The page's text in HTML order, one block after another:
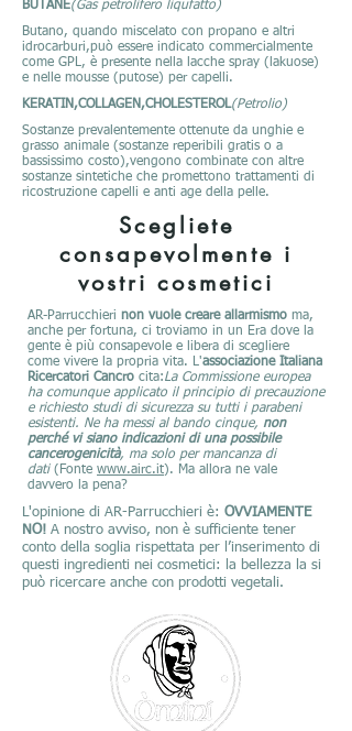
BUTANE(Gas petrolifero liqufatto)
Butano, quando miscelato con propano e altri
idrocarburi,può essere indicato commercialmente
come GPL, è presente nella lacche spray (lakuose)
e nelle mousse (putose) per capelli.
KERATIN,COLLAGEN,CHOLESTEROL(Petrolio)
Sostanze prevalentemente ottenute da unghie e
grasso animale (sostanze reperibili gratis o a
bassissimo costo),vengono combinate con altre
sostanze sintetiche che promettono trattamenti di
ricostruzione capelli e anti age della pelle.
Scegliete
consapevolmente i
vostri cosmetici
AR-Parrucchieri non vuole creare allarmismo ma,
anche per fortuna, ci troviamo in un Era dove la
gente è più consapevole e libera di scegliere
come vivere la propria vita. L'associazione Italiana
Ricercatori Cancro cita:La Commissione europea
ha comunque applicato il principio di precauzione
e richiesto studi di sicurezza su tutti i parabeni
esistenti. Ne ha messi al bando cinque, non
perché vi siano indicazioni di una possibile
cancerogenicità, ma solo per mancanza di
dati (Fonte www.airc.it). Ma allora ne vale
davvero la pena?
L'opinione di AR-Parrucchieri è: OVVIAMENTE
NO! A nostro avviso, non è sufficiente tener
conto della soglia rispettata per l’inserimento di
questi ingredienti nei cosmetici: la bellezza la si
può ricercare anche con prodotti vegetali.